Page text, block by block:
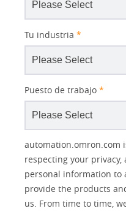
Tu industria *
Puesto de trabajo *
Other
Source
Lead
Detail
Status
Opt-in
Marketing
No
Yes
I
an
Your
Product Family
Interest
Automation
Systems
Solutions Interest
IO Link
Panel Building
automation.omron.com
respecting your privacy,
personal information to
provide the products
us. From time to time,